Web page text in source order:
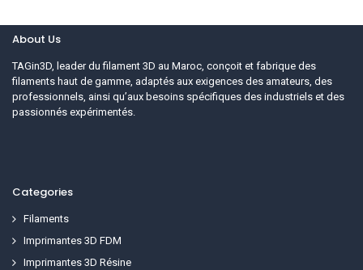
About Us
TAGin3D, leader du filament 3D au Maroc, conçoit et fabrique des
filaments haut de gamme, adaptés aux exigences des amateurs, des
professionnels, ainsi qu’aux besoins spécifiques des industriels et des
passionnés expérimentés.
Categories
Filaments
Imprimantes 3D FDM
Imprimantes 3D Résine